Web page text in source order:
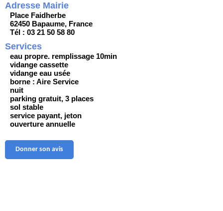
Adresse Mairie
Place Faidherbe
62450 Bapaume, France
Tél : 03 21 50 58 80
Services
eau propre. remplissage 10min
vidange cassette
vidange eau usée
borne : Aire Service
nuit
parking gratuit, 3 places
sol stable
service payant, jeton
ouverture annuelle
Donner son avis